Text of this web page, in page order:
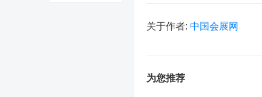
关于作者: 中国会展网
为您推荐